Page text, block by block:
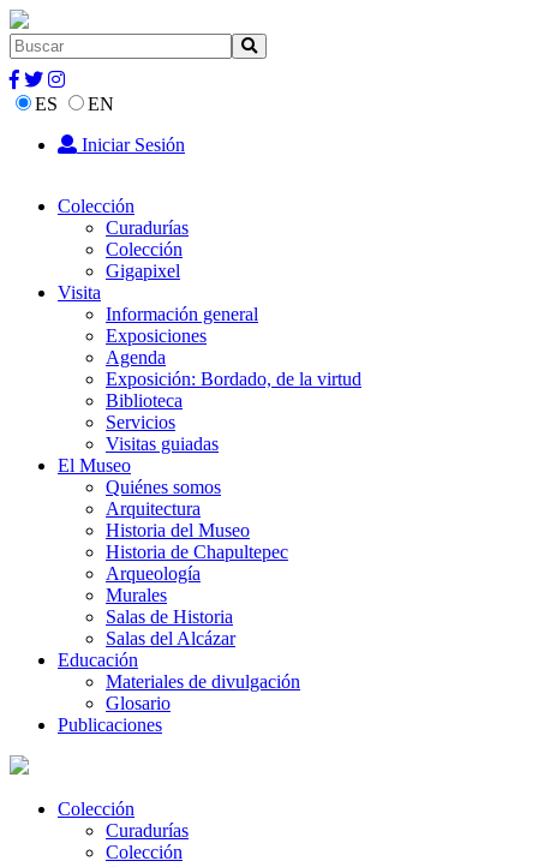
ES
EN
Iniciar Sesión
Colección
Curadurías
Colección
Gigapixel
Visita
Información general
Exposiciones
Agenda
Exposición: Bordado, de la virtud
Biblioteca
Servicios
Visitas guiadas
El Museo
Quiénes somos
Arquitectura
Historia del Museo
Historia de Chapultepec
Arqueología
Murales
Salas de Historia
Salas del Alcázar
Educación
Materiales de divulgación
Glosario
Publicaciones
Colección
Curadurías
Colección